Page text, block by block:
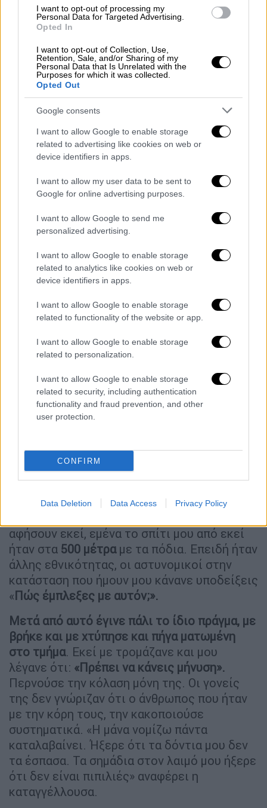
I want to opt-out of processing my
Personal Data for Targeted Advertising.
Opted In
I want to opt-out of Collection, Use,
Retention, Sale, and/or Sharing of my
Personal Data that Is Unrelated with the
Purposes for which it was collected.
Opted Out
Google consents
I want to allow Google to enable storage
related to advertising like cookies on web or
device identifiers in apps.
I want to allow my user data to be sent to
Google for online advertising purposes.
I want to allow Google to send me
personalized advertising.
I want to allow Google to enable storage
related to analytics like cookies on web or
device identifiers in apps.
I want to allow Google to enable storage
related to functionality of the website or app.
I want to allow Google to enable storage
related to personalization.
I want to allow Google to enable storage
related to security, including authentication
functionality and fraud prevention, and other
user protection.
CONFIRM
Data Deletion Data Access Privacy Policy
«Κάτσε να τις φας»
σε κεντρικό δρόμο
Αγίων Αναργύρωνο πρώην της
την
βρίσκει και την χτυπά μπροστά σε όλους.
Εκείνη την ώρα περνά περιπολικό, το οποίο
σταματά.
«Ήμουν επί τρεις ώρες μέσα στη μέση του
δρόμου και με χτύπαγε. Σταματάει
ζητάω να με πάνε σπίτι μου. Γυρνάει και μου
λέει η γυναίκα:«Θα κάνεις μήνυση;»,
«όχι» και γυρνάει και μου απαντάει: «Κάτσε
να τις φας». Με αφήνει το περιπολικό εκεί
δρόμου».
Το περιπολικό αποχωρεί, ενώ οι περαστικοί
συνεχίζουν να καλούν την
σημείο. Καταγράφουν τα στοιχεία του και
τον αφήνουν να φύγει. «Τους ζήταγα να με
περιπολικό εκεί, μου είπαν ότι δεν μπορούν
αφήσουν εκεί, εμένα το σπίτι μου από εκεί
ήταν στα 500 μέτραμε τα πόδια. Επειδή ήταν
άλλης εθνικότητας, οι αστυνομικοί στην
κατάσταση που ήμουν μου κάνανε υποδείξεις
«Πώς έμπλεξες με αυτόν;».
Μετά από αυτό έγινε πάλι το ίδιο πράγμα, με
βρήκε και με χτύπησε και πήγα ματωμένη
στο τμήμα. Εκεί με τρομάζανε και μου
λέγανε ότι: «Πρέπει να κάνεις μήνυση».
Περνούσε την κόλαση μόνη της. Οι γονείς
της δεν γνώριζαν ότι ο άνθρωπος που ήταν
με την κόρη τους, την κακοποιούσε
συστηματικά. «Η μάνα νομίζω πάντα
καταλαβαίνει. Ήξερε ότι τα δόντια μου δεν
τα έσπασα. Τα σημάδια στον λαιμό μου ήξερε
ότι δεν είναι πιπιλιές» αναφέρει η
καταγγέλλουσα.